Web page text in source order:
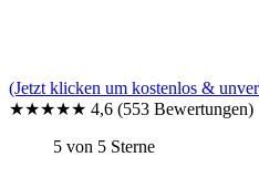
(Jetzt klicken um kostenlos &
★★★★★ 4,6 (553 Bewertungen)
5 von 5 Sterne